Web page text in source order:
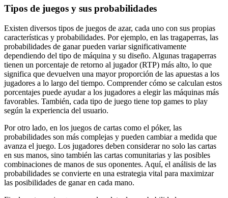
Tipos de juegos y sus probabilidades
Existen diversos tipos de juegos de azar, cada uno con sus propias
características y probabilidades. Por ejemplo, en las tragaperras, las
probabilidades de ganar pueden variar significativamente
dependiendo del tipo de máquina y su diseño. Algunas tragaperras
tienen un porcentaje de retorno al jugador (RTP) más alto, lo que
significa que devuelven una mayor proporción de las apuestas a los
jugadores a lo largo del tiempo. Comprender cómo se calculan estos
porcentajes puede ayudar a los jugadores a elegir las máquinas más
favorables. También, cada tipo de juego tiene top games to play
según la experiencia del usuario.
Por otro lado, en los juegos de cartas como el póker, las
probabilidades son más complejas y pueden cambiar a medida que
avanza el juego. Los jugadores deben considerar no solo las cartas
en sus manos, sino también las cartas comunitarias y las posibles
combinaciones de manos de sus oponentes. Aquí, el análisis de las
probabilidades se convierte en una estrategia vital para maximizar
las posibilidades de ganar en cada mano.